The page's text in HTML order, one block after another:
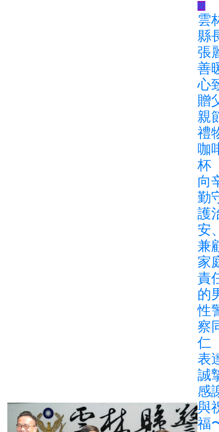
聞
雲
縣
張
善
心
贈
親
禮
咖
杯
向
勤
護
安
兼
家
責
的
性
察
仁
表
誠
感
與
福